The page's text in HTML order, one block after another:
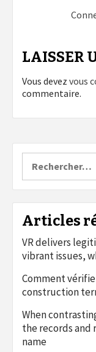
LAISSER
Vous devez vous
commentaire.
Articles
VR delivers
vibrant issues,
Comment
construction
When
the records
name